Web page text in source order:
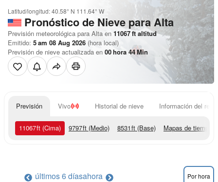
Latitud/longitud:40.58° N 111.64° W
Pronóstico de Nieve para Alta
Previsión meteorológica para Alta en 11067ft altitud
Emitido: 5 am 08 Aug 2026 (hora local)
Previsión de nieve actualizada en 00hora 44Min
Previsión Vivo Historial de nieve Información del
11067ft (Cima) 9797ft (Medio) 8531ft (Base) Mapas de tiempo
últimos 6 díasahora Por hora